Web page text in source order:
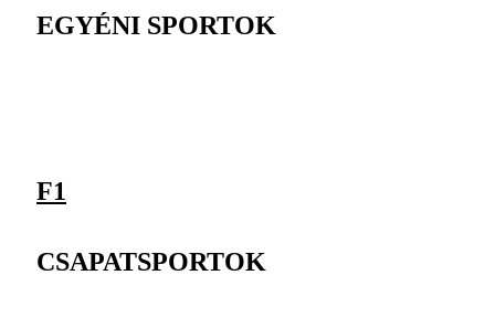
EGYÉNI SPORTOK
F1
CSAPATSPORTOK